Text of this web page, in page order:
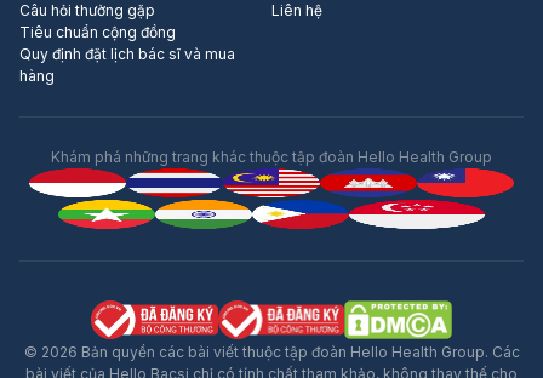
Câu hỏi thường gặp
Tiêu chuẩn cộng đồng
Quy định đặt lịch bác sĩ và mua
hàng
Liên hệ
Khám phá những trang khác thuộc tập đoàn Hello Health Group
© 2026 Bản quyền các bài viết thuộc tập đoàn Hello Health Group. Các
bài viết của Hello Bacsi chỉ có tính chất tham khảo, không thay thế cho